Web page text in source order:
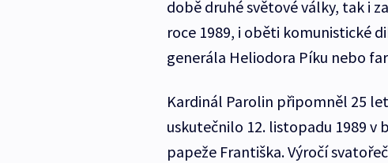
době druhé světové války, tak i
roce 1989, i oběti komunistické
generála Heliodora Píku nebo
Kardinál Parolin připomněl 25
uskutečnilo 12. listopadu 1989 v
papeže Františka. Výročí